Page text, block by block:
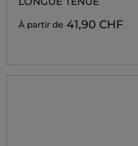
À partir de 41,90 CHF